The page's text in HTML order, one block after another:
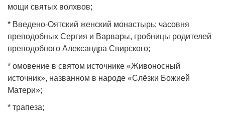
мощи святых волхвов;
* Введено‑Оятский женский монастырь: часовня
преподобных Сергия и Варвары, гробницы родителей
преподобного Александра Свирского;
* омовение в святом источнике «Живоносный
источник», названном в народе «Слёзки Божией
Матери»;
* трапеза;